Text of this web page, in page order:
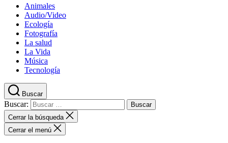
Animales
Audio/Video
Ecología
Fotografía
La salud
La Vida
Música
Tecnología
Buscar
Buscar:
Cerrar la búsqueda
Cerrar el menú